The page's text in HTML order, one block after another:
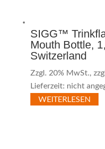
SIGG™
Mouth Bottle,
Switzerland
Zzgl. 20% MwSt.,
Lieferzeit: nicht
WEITERLESEN